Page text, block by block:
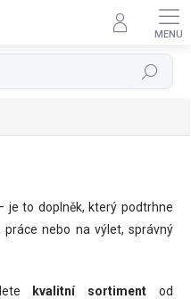
Hledat
je to doplněk, který podtrhne
nebo na výlet, správný
kvalitní sortiment od